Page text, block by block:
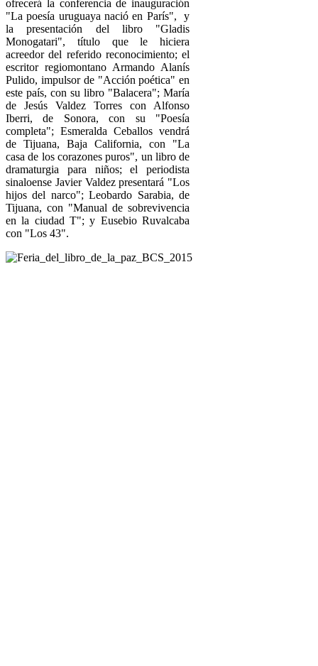
ofrecerá la conferencia de inauguración
"La poesía uruguaya nació en París", y
la presentación del libro "Gladis
Monogatari", título que le hiciera
acreedor del referido reconocimiento; el
escritor regiomontano Armando Alanís
Pulido, impulsor de "Acción poética" en
este país, con su libro "Balacera"; María
de Jesús Valdez Torres con Alfonso
Iberri, de Sonora, con su "Poesía
completa"; Esmeralda Ceballos vendrá
de Tijuana, Baja California, con "La
casa de los corazones puros", un libro de
dramaturgia para niños; el periodista
sinaloense Javier Valdez presentará "Los
hijos del narco"; Leobardo Sarabia, de
Tijuana, con "Manual de sobrevivencia
en la ciudad T"; y Eusebio Ruvalcaba
con "Los 43".